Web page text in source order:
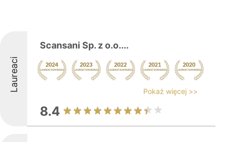
Laureaci
Scansani Sp. z o.o....
Pokaż więcej >>
8.4